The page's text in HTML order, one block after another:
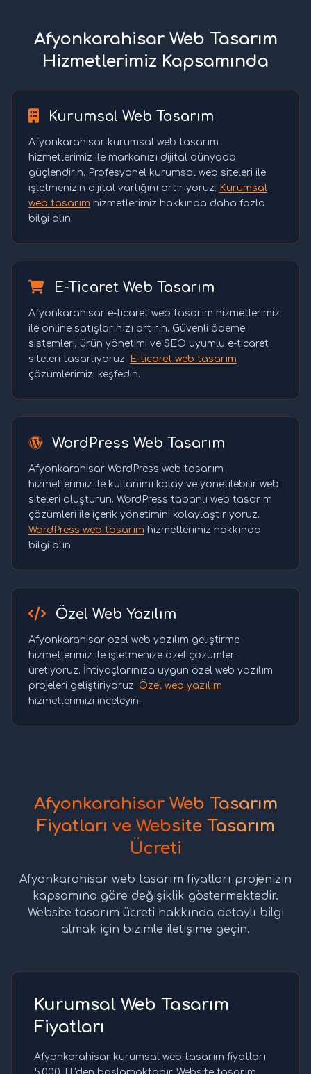
Afyonkarahisar Web Tasarım
Hizmetlerimiz Kapsamında
Kurumsal Web Tasarım
Afyonkarahisar kurumsal web tasarım
hizmetlerimiz ile markanızı dijital dünyada
güçlendirin. Profesyonel kurumsal web siteleri ile
işletmenizin dijital varlığını artırıyoruz. Kurumsal
web tasarım hizmetlerimiz hakkında daha fazla
bilgi alın.
E-Ticaret Web Tasarım
Afyonkarahisar e-ticaret web tasarım hizmetlerimiz
ile online satışlarınızı artırın. Güvenli ödeme
sistemleri, ürün yönetimi ve SEO uyumlu e-ticaret
siteleri tasarlıyoruz. E-ticaret web tasarım
çözümlerimizi keşfedin.
WordPress Web Tasarım
Afyonkarahisar WordPress web tasarım
hizmetlerimiz ile kullanımı kolay ve yönetilebilir web
siteleri oluşturun. WordPress tabanlı web tasarım
çözümleri ile içerik yönetimini kolaylaştırıyoruz.
WordPress web tasarım hizmetlerimiz hakkında
bilgi alın.
Özel Web Yazılım
Afyonkarahisar özel web yazılım geliştirme
hizmetlerimiz ile işletmenize özel çözümler
üretiyoruz. İhtiyaçlarınıza uygun özel web yazılım
projeleri geliştiriyoruz. Özel web yazılım
hizmetlerimizi inceleyin.
Afyonkarahisar Web Tasarım
Fiyatları ve Website Tasarım
Ücreti
Afyonkarahisar web tasarım fiyatları projenizin
kapsamına göre değişiklik göstermektedir.
Website tasarım ücreti hakkında detaylı bilgi
almak için bizimle iletişime geçin.
Kurumsal Web Tasarım
Fiyatları
Afyonkarahisar kurumsal web tasarım fiyatları